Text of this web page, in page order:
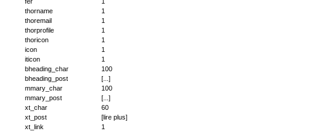
thorname
1
thoremail
1
thorprofile
1
thoricon
1
icon
1
iticon
1
bheading_char
100
bheading_post
[...]
mmary_char
100
mmary_post
[...]
xt_char
60
xt_post
[lire plus]
xt_link
1